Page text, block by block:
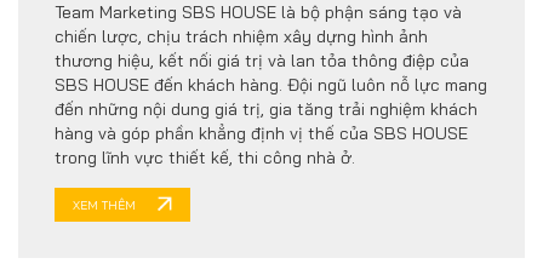
Team Marketing SBS HOUSE là bộ phận sáng tạo và
chiến lược, chịu trách nhiệm xây dựng hình ảnh
thương hiệu, kết nối giá trị và lan tỏa thông điệp của
SBS HOUSE đến khách hàng. Đội ngũ luôn nỗ lực mang
đến những nội dung giá trị, gia tăng trải nghiệm khách
hàng và góp phần khẳng định vị thế của SBS HOUSE
trong lĩnh vực thiết kế, thi công nhà ở.
XEM THÊM